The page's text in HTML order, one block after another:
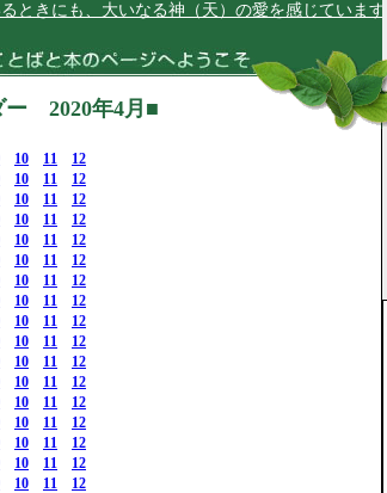
も、大いなる神（天）の愛を感じています★
ー 2020年4月■
10 11
12
10 11
12
10 11
12
10 11
12
10 11
12
10 11
12
10 11
12
10 11
12
10 11
12
10 11
12
10 11
12
10 11
12
10 11
12
10 11
12
10 11
12
10 11
12
10 11
12